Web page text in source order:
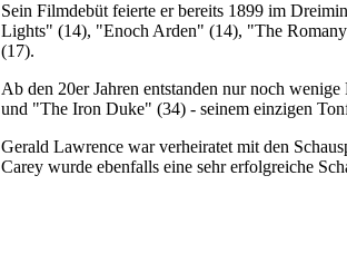
Sein Filmdebüt feierte er bereits 1899 im
Lights" (14), "Enoch Arden" (14), "The
(17).
Ab den 20er Jahren entstanden nur noch
und "The Iron Duke" (34) - seinem einzigen
Gerald Lawrence war verheiratet mit den
Carey wurde ebenfalls eine sehr erfolgreiche